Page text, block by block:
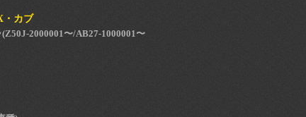
・カブ
2000001〜/AB27-1000001〜